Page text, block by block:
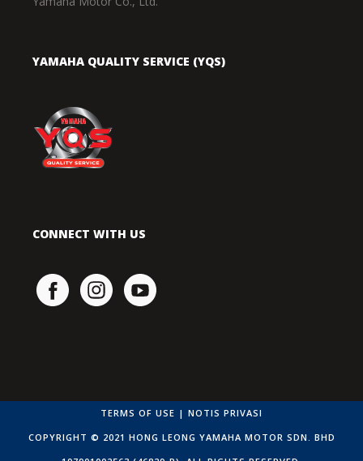
YAMAHA QUALITY SERVICE (YQS)
CONNECT WITH US
TERMS OF USE | NOTIS PRIVASI
COPYRIGHT © 2021 HONG LEONG YAMAHA MOTOR SDN. BHD